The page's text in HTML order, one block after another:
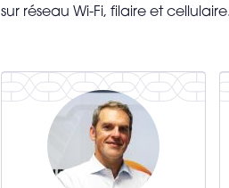
sur réseau Wi-Fi, filaire et cellulaire.